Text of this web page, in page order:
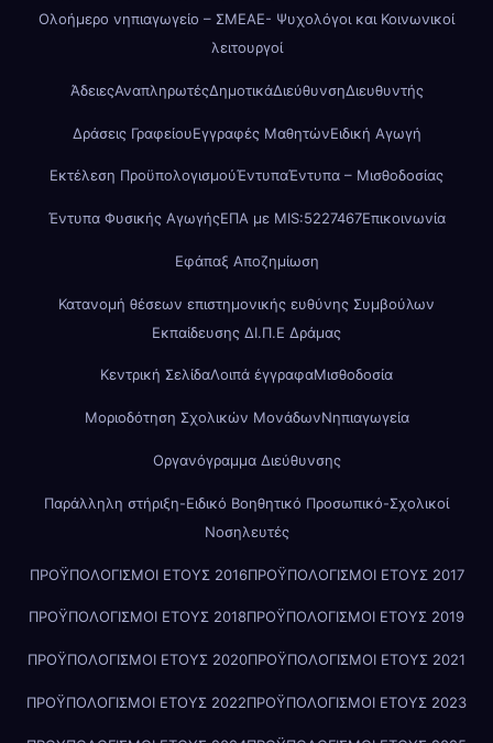
Ολοήμερο νηπιαγωγείο – ΣΜΕΑΕ- Ψυχολόγοι και Κοινωνικοί
λειτουργοί
ΆδειεςΑναπληρωτέςΔημοτικάΔιεύθυνσηΔιευθυντής
Δράσεις ΓραφείουΕγγραφές ΜαθητώνΕιδική Αγωγή
Εκτέλεση ΠροϋπολογισμούΈντυπαΈντυπα – Μισθοδοσίας
Έντυπα Φυσικής ΑγωγήςΕΠΑ με MIS:5227467Επικοινωνία
Εφάπαξ Αποζημίωση
Κατανομή θέσεων επιστημονικής ευθύνης Συμβούλων
Εκπαίδευσης ΔΙ.Π.Ε Δράμας
Κεντρική ΣελίδαΛοιπά έγγραφαΜισθοδοσία
Μοριοδότηση Σχολικών ΜονάδωνΝηπιαγωγεία
Οργανόγραμμα Διεύθυνσης
Παράλληλη στήριξη-Ειδικό Βοηθητικό Προσωπικό-Σχολικοί
Νοσηλευτές
ΠΡΟΫΠΟΛΟΓΙΣΜΟΙ ΕΤΟΥΣ 2016ΠΡΟΫΠΟΛΟΓΙΣΜΟΙ ΕΤΟΥΣ 2017
ΠΡΟΫΠΟΛΟΓΙΣΜΟΙ ΕΤΟΥΣ 2018ΠΡΟΫΠΟΛΟΓΙΣΜΟΙ ΕΤΟΥΣ 2019
ΠΡΟΫΠΟΛΟΓΙΣΜΟΙ ΕΤΟΥΣ 2020ΠΡΟΫΠΟΛΟΓΙΣΜΟΙ ΕΤΟΥΣ 2021
ΠΡΟΫΠΟΛΟΓΙΣΜΟΙ ΕΤΟΥΣ 2022ΠΡΟΫΠΟΛΟΓΙΣΜΟΙ ΕΤΟΥΣ 2023